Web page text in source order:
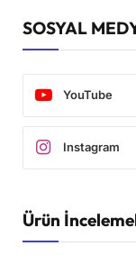
SOSYAL
YouTube
Instagram
Ürün